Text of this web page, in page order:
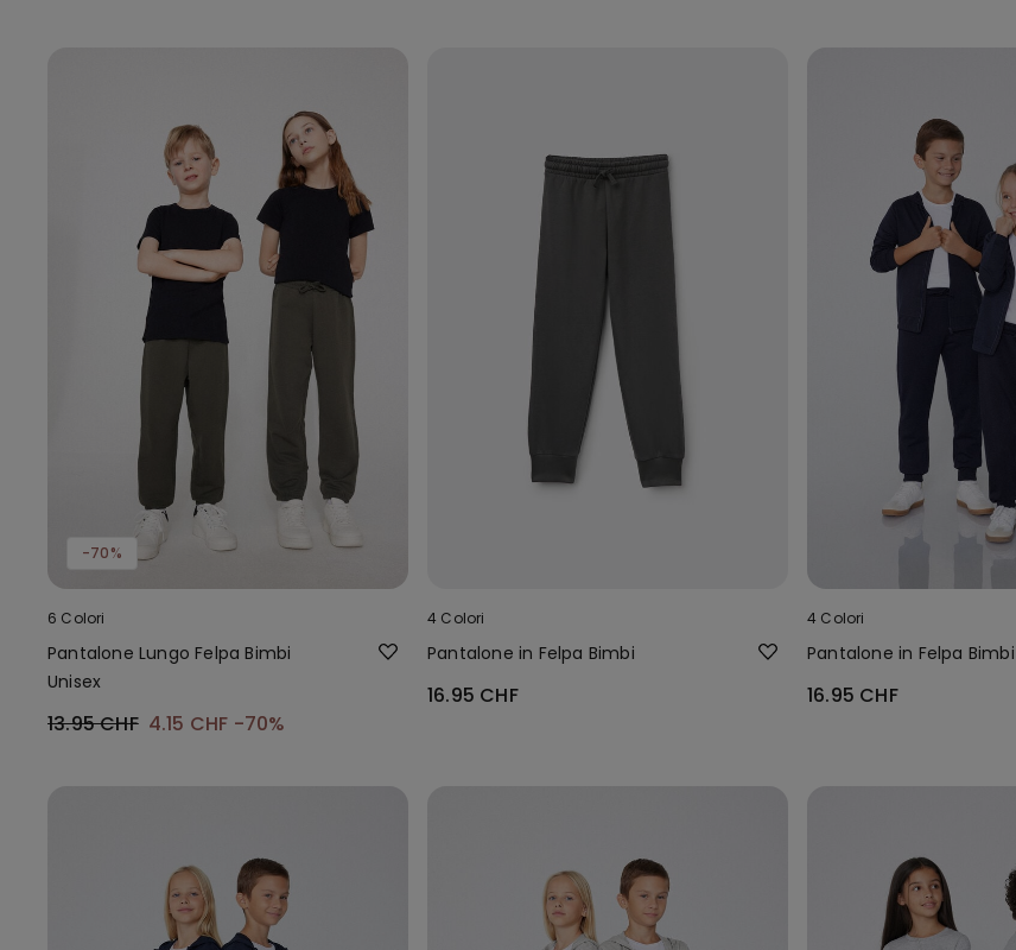
-70%
6 Colori
Pantalone Lungo Felpa Bimbi
Unisex
13.95 CHF 4.15 CHF -70%
4 Colori
Pantalone in Felpa Bimbi
16.95 CHF
4 Colori
Pantalone in Felpa Bimbi
16.95 CHF